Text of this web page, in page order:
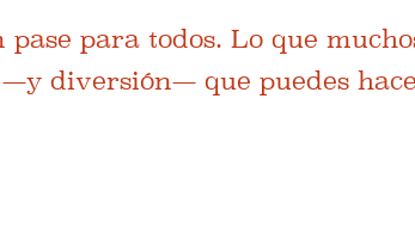
pase para todos. Lo que
diversión— que puedes